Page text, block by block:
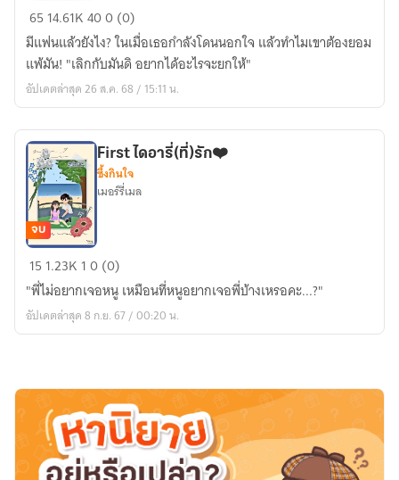
First
Love
ใจ
วุ่น(ลุ้น)รัก
65 14.61K400 (0)
มีแฟนแล้วยังไง? ในเมื่อเธอกำลังโดนนอกใจ แล้วทำไมเขาต้องยอม
แพ้มัน! "เลิกกับมันดิ อยากได้อะไรจะยกให้"
อัปเดตล่าสุด 26 ส.ค. 68 / 15:11 น.
First
ไดอารี่(ที่)รัก
❤️
จบ
First ไดอารี่(ที่)รัก❤️
ซึ้งกินใจ
เมอร์รี่เมล
15 1.23K 10 (0)
"พี่ไม่อยากเจอหนู เหมือนที่หนูอยากเจอพี่บ้างเหรอคะ...?"
อัปเดตล่าสุด 8 ก.ย. 67 / 00:20 น.